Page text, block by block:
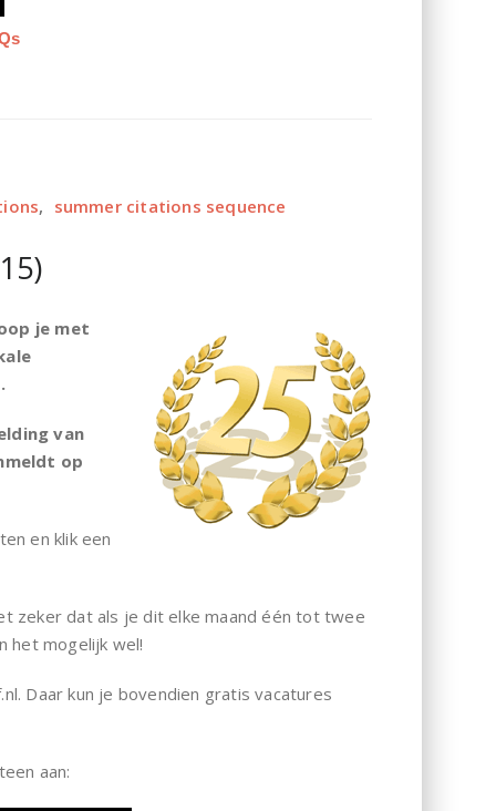
, summer citations sequence
je met
van
op
en klik een
zeker dat als je dit elke maand één tot twee
het mogelijk wel!
Daar kun je bovendien gratis vacatures
aan: